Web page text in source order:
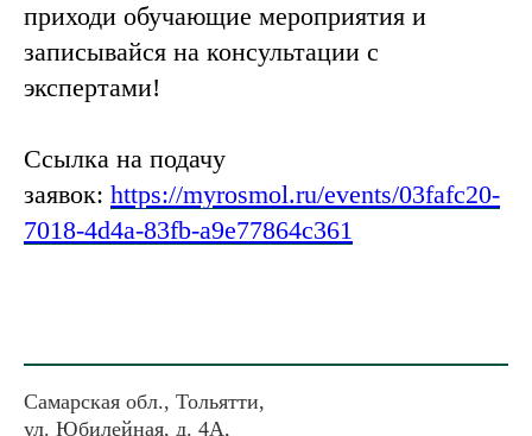
приходи обучающие мероприятия и
записывайся на консультации с
экспертами!
Ссылка на подачу
заявок: https://myrosmol.ru/events/03fafc20-
7018-4d4a-83fb-a9e77864c361
Самарская обл., Тольятти,
ул. Юбилейная, д. 4А,